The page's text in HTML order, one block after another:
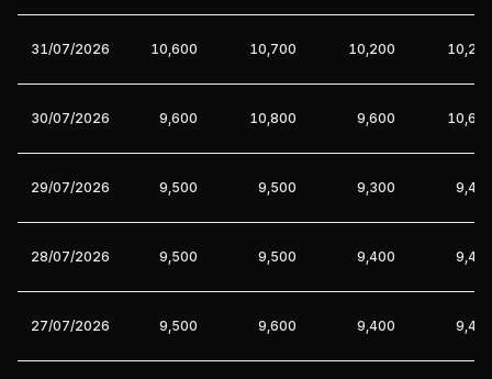
31/07/2026 10,600 10,700 10,200
30/07/2026 9,600 10,800 9,600
29/07/2026 9,500 9,500 9,300
28/07/2026 9,500 9,500 9,400
27/07/2026 9,500 9,600 9,400